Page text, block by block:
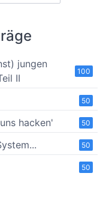
100
jungen
II
50
50
hacken'
50
50